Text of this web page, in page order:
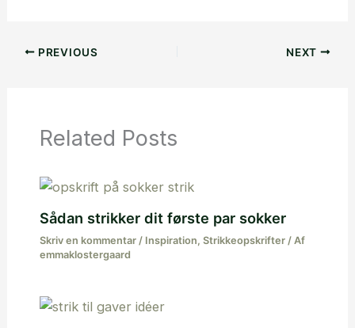
PREVIOUS NEXT
Related Posts
Sådan strikker dit første par sokker
Skriv en kommentar / Inspiration, Strikkeopskrifter/ Af
emmaklostergaard